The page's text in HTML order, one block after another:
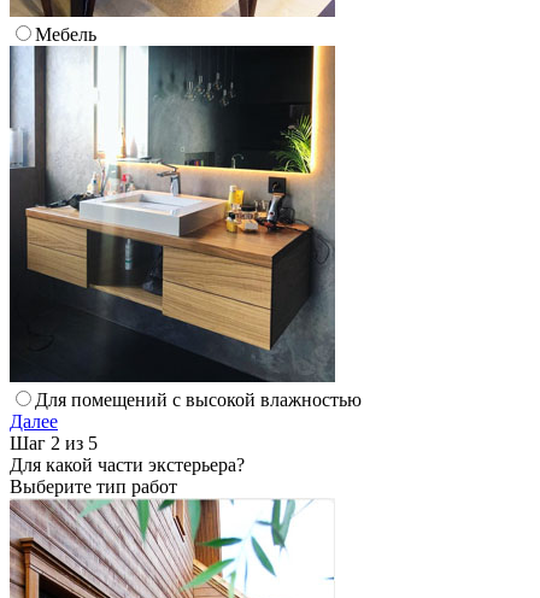
Мебель
Для помещений с высокой влажностью
Далее
Шаг 2 из 5
Для какой части экстерьера?
Выберите тип работ